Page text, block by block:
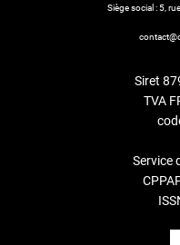
Siège social : 5,
Siret
TVA
Service